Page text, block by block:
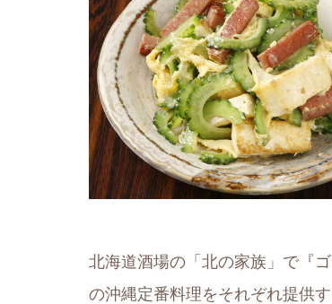
北海道酒場の「北の家族」で『
の沖縄定番料理をそれぞれ提供